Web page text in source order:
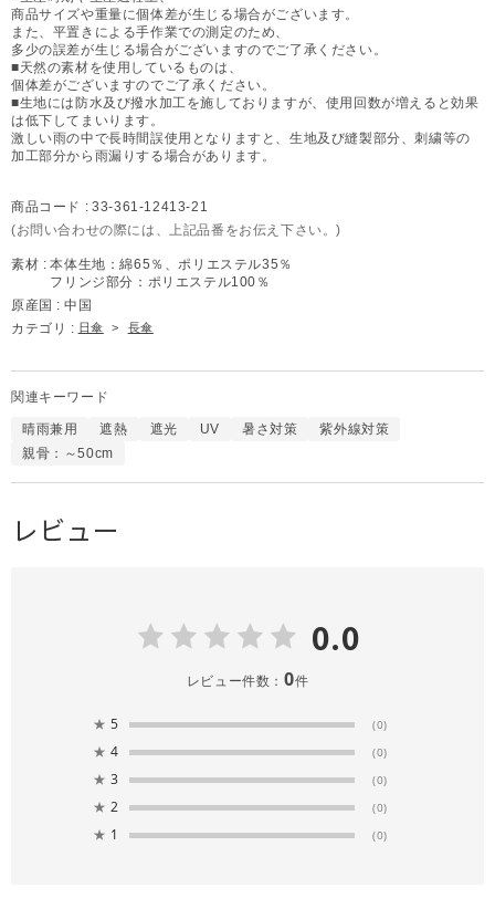
商品サイズや重量に個体差が生じる場合がございます。
また、平置きによる手作業での測定のため、
多少の誤差が生じる場合がございますのでご了承ください。
■天然の素材を使用しているものは、
個体差がございますのでご了承ください。
■生地には防水及び撥水加工を施しておりますが、使用回数が増えると効果
は低下してまいります。
激しい雨の中で長時間誤使用となりますと、生地及び縫製部分、刺繍等の
加工部分から雨漏りする場合があります。
商品コード : 33-361-12413-21
(お問い合わせの際には、上記品番をお伝え下さい。)
素材 : 本体生地：綿65％、ポリエステル35％
フリンジ部分：ポリエステル100％
原産国 : 中国
カテゴリ : 日傘 > 長傘
関連キーワード
晴雨兼用 遮熱 遮光 UV 暑さ対策
紫外線対策
親骨：～50cm
レビュー
0.0
レビュー件数： 0件
★ 5 (0)
★ 4 (0)
★ 3 (0)
★ 2 (0)
★ 1 (0)